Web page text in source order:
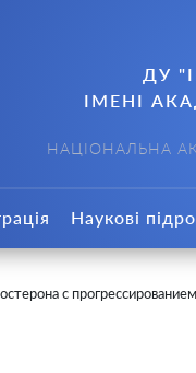
ДУ
ІМЕНІ
НАЦІОНАЛЬНА
Наукові
с